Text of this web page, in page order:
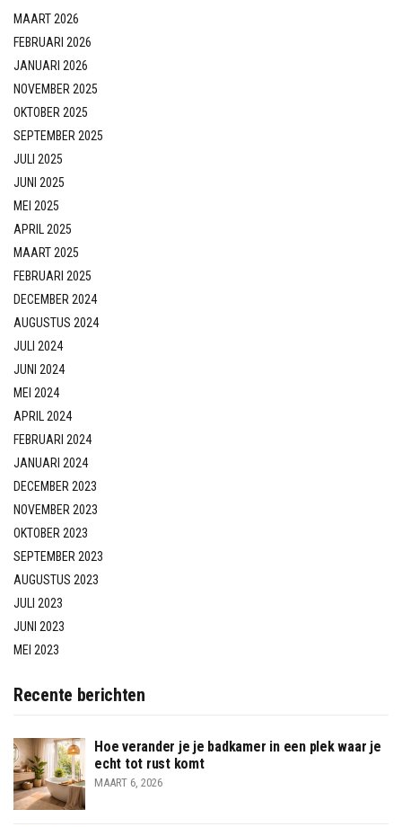
MAART 2026
FEBRUARI 2026
JANUARI 2026
NOVEMBER 2025
OKTOBER 2025
SEPTEMBER 2025
JULI 2025
JUNI 2025
MEI 2025
APRIL 2025
MAART 2025
FEBRUARI 2025
DECEMBER 2024
AUGUSTUS 2024
JULI 2024
JUNI 2024
MEI 2024
APRIL 2024
FEBRUARI 2024
JANUARI 2024
DECEMBER 2023
NOVEMBER 2023
OKTOBER 2023
SEPTEMBER 2023
AUGUSTUS 2023
JULI 2023
JUNI 2023
MEI 2023
Recente berichten
Hoe verander je je badkamer in een plek waar je
echt tot rust komt
MAART 6, 2026